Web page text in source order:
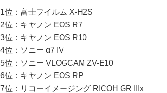
1位：富士フイルム X-H2S
2位：キヤノン EOS R7
3位：キヤノン EOS R10
4位：ソニー α7 IV
5位：ソニー VLOGCAM ZV-E10
6位：キヤノン EOS RP
7位：リコーイメージング RICOH GR IIIx